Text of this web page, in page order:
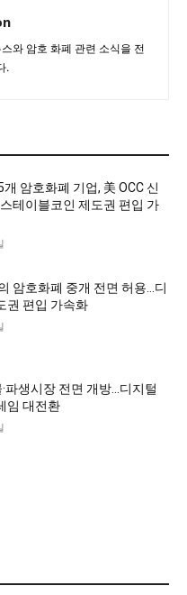
와 암호 화폐 관련 소식을 전
.
개 암호화폐 기업, 美 OCC 신
테이블코인 제도권 편입 가
암호화폐 중개 전면 허용…디
권 편입 가속화
·파생시장 전면 개방…디지털
임 대전환